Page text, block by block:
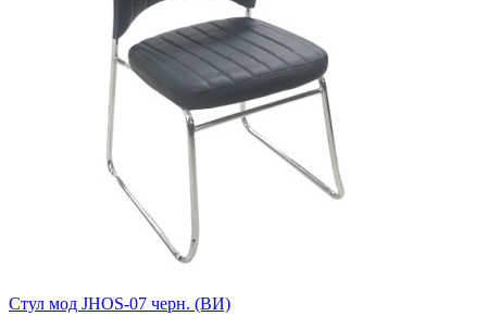
Стул мод JHOS-07 черн. (ВИ)